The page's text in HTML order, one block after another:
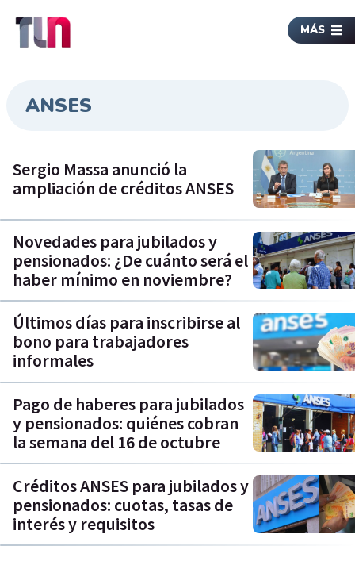
MÁS
ANSES
Sergio Massa anunció la
ampliación de créditos ANSES
Novedades para jubilados y
pensionados: ¿De cuánto será el
haber mínimo en noviembre?
Últimos días para inscribirse al
bono para trabajadores
informales
Pago de haberes para jubilados
y pensionados: quiénes cobran
la semana del 16 de octubre
Créditos ANSES para jubilados y
pensionados: cuotas, tasas de
interés y requisitos